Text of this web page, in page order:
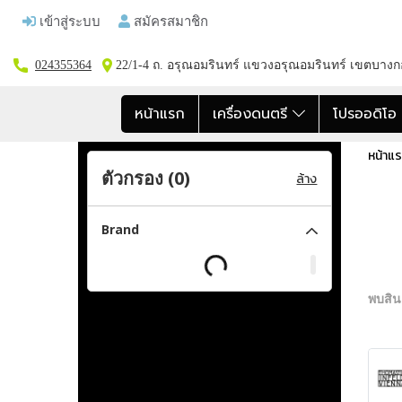
เข้าสู่ระบบ สมัครสมาชิก
024355364 22/1-4 ถ. อรุณอมรินทร์ แขวงอรุณอมรินทร์ เขตบางก
หน้าแรก เครื่องดนตรี โปรออดิโอ
หน้าแ
พบสิ
ตัวกรอง (0) ล้าง
Brand